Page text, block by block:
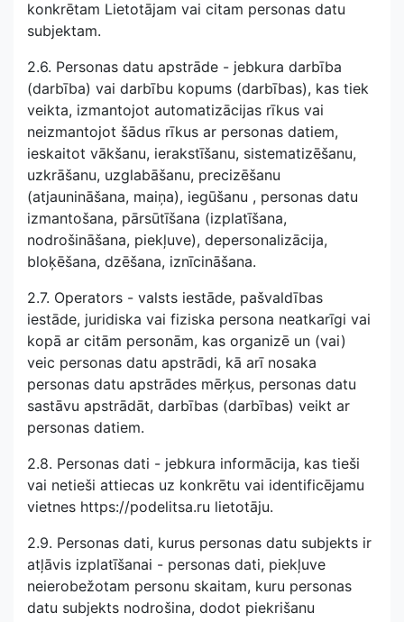
konkrētam Lietotājam vai citam personas datu
subjektam.
2.6. Personas datu apstrāde - jebkura darbība
(darbība) vai darbību kopums (darbības), kas tiek
veikta, izmantojot automatizācijas rīkus vai
neizmantojot šādus rīkus ar personas datiem,
ieskaitot vākšanu, ierakstīšanu, sistematizēšanu,
uzkrāšanu, uzglabāšanu, precizēšanu
(atjaunināšana, maiņa), iegūšanu , personas datu
izmantošana, pārsūtīšana (izplatīšana,
nodrošināšana, piekļuve), depersonalizācija,
bloķēšana, dzēšana, iznīcināšana.
2.7. Operators - valsts iestāde, pašvaldības
iestāde, juridiska vai fiziska persona neatkarīgi vai
kopā ar citām personām, kas organizē un (vai)
veic personas datu apstrādi, kā arī nosaka
personas datu apstrādes mērķus, personas datu
sastāvu apstrādāt, darbības (darbības) veikt ar
personas datiem.
2.8. Personas dati - jebkura informācija, kas tieši
vai netieši attiecas uz konkrētu vai identificējamu
vietnes https://podelitsa.ru lietotāju.
2.9. Personas dati, kurus personas datu subjekts ir
atļāvis izplatīšanai - personas dati, piekļuve
neierobežotam personu skaitam, kuru personas
datu subjekts nodrošina, dodot piekrišanu